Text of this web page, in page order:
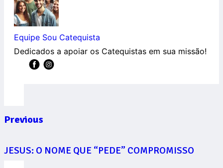
Equipe Sou Catequista
Dedicados a apoiar os Catequistas em sua missão!
Previous
JESUS: O NOME QUE “PEDE” COMPROMISSO